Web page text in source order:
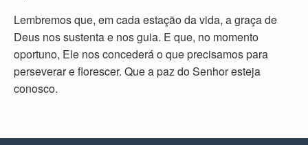
Lembremos que, em cada estação da vida, a graça de
Deus nos sustenta e nos guia. E que, no momento
oportuno, Ele nos concederá o que precisamos para
perseverar e florescer. Que a paz do Senhor esteja
conosco.